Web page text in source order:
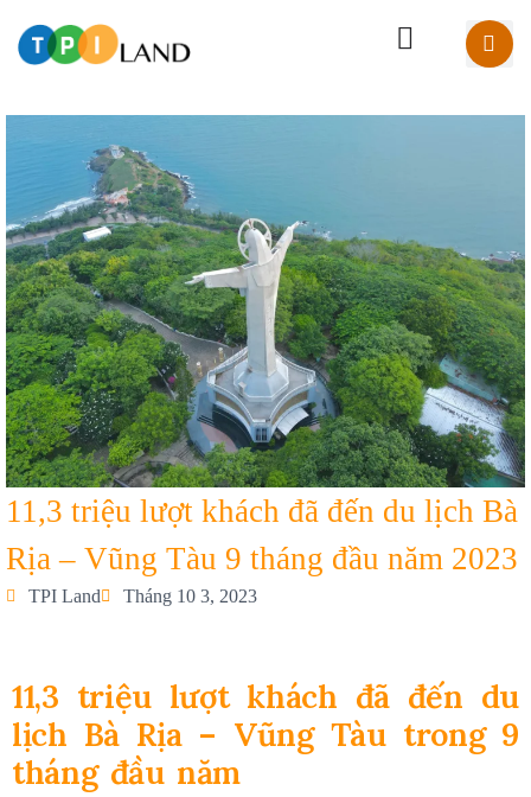
11,3 triệu lượt khách đã đến du lịch Bà
Rịa – Vũng Tàu 9 tháng đầu năm 2023
TPI Land Tháng 10 3, 2023
11,3 triệu lượt khách đã đến du
lịch Bà Rịa – Vũng Tàu trong 9
tháng đầu năm